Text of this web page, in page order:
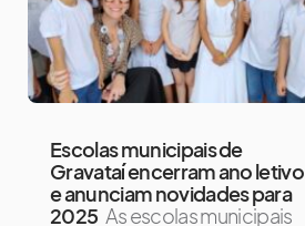
Escolas municipais de
Gravataí encerram ano letivo
e anunciam novidades para
2025 As escolas municipais